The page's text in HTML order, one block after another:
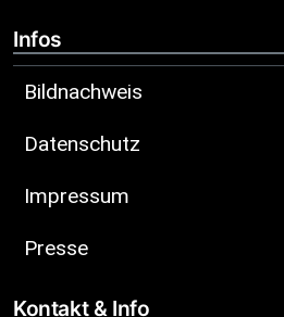
Infos
Bildnachweis
Datenschutz
Impressum
Presse
Kontakt & Info